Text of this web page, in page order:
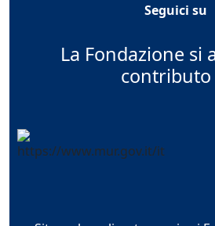
Seguici su
La Fondazione si
contributo